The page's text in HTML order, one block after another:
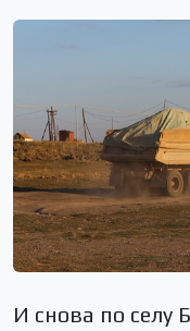
И снова по селу